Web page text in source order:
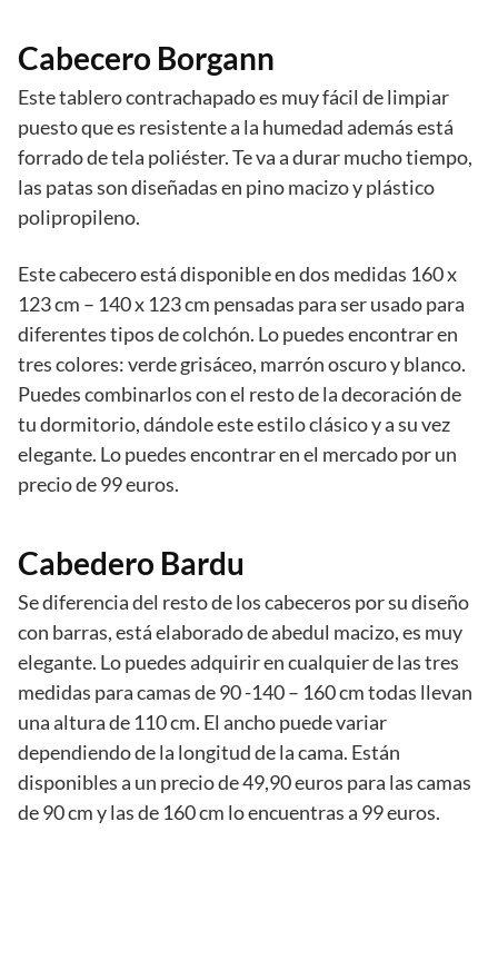
Cabecero Borgann
Este tablero contrachapado es muy fácil de limpiar
puesto que es resistente a la humedad además está
forrado de tela poliéster. Te va a durar mucho tiempo,
las patas son diseñadas en pino macizo y plástico
polipropileno.
Este cabecero está disponible en dos medidas 160 x
123 cm – 140 x 123 cm pensadas para ser usado para
diferentes tipos de colchón. Lo puedes encontrar en
tres colores: verde grisáceo, marrón oscuro y blanco.
Puedes combinarlos con el resto de la decoración de
tu dormitorio, dándole este estilo clásico y a su vez
elegante. Lo puedes encontrar en el mercado por un
precio de 99 euros.
Cabedero Bardu
Se diferencia del resto de los cabeceros por su diseño
con barras, está elaborado de abedul macizo, es muy
elegante. Lo puedes adquirir en cualquier de las tres
medidas para camas de 90 -140 – 160 cm todas llevan
una altura de 110 cm. El ancho puede variar
dependiendo de la longitud de la cama. Están
disponibles a un precio de 49,90 euros para las camas
de 90 cm y las de 160 cm lo encuentras a 99 euros.